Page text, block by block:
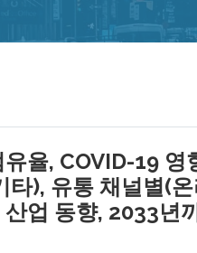
율, COVID-19
타), 유통 채널별(
업 동향, 2033년